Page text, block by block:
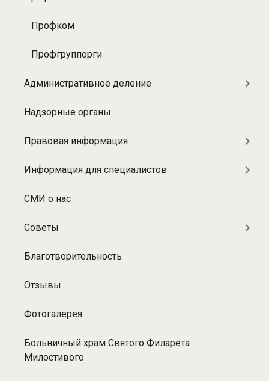
больнице
Профком
Профгруппорги
Административное деление
Надзорные органы
Правовая информация
Информация для специалистов
СМИ о нас
Советы
Благотворительность
Отзывы
Фотогалерея
Больничный храм Святого Филарета
Милостивого